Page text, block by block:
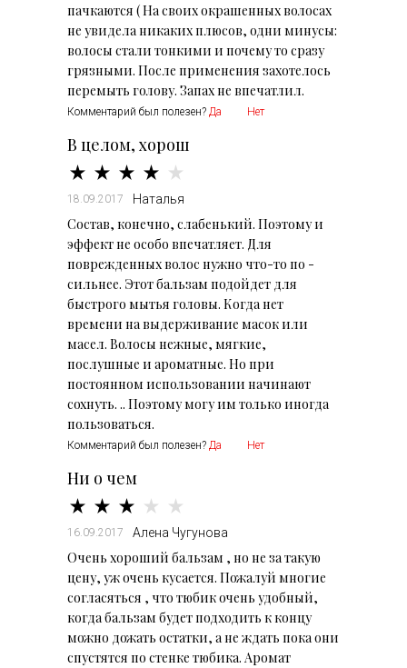
пачкаются ( На своих окрашенных волосах
не увидела никаких плюсов, одни минусы:
волосы стали тонкими и почему то сразу
грязными. После применения захотелось
перемыть голову. Запах не впечатлил.
Комментарий был полезен? Да Нет
В целом, хорош
18.09.2017 Наталья
Состав, конечно, слабенький. Поэтому и
эффект не особо впечатляет. Для
поврежденных волос нужно что-то по -
сильнее. Этот бальзам подойдет для
быстрого мытья головы. Когда нет
времени на выдерживание масок или
масел. Волосы нежные, мягкие,
послушные и ароматные. Но при
постоянном использовании начинают
сохнуть. .. Поэтому могу им только иногда
пользоваться.
Комментарий был полезен? Да Нет
Ни о чем
16.09.2017 Алена Чугунова
Очень хороший бальзам , но не за такую
цену, уж очень кусается. Пожалуй многие
согласяться , что тюбик очень удобный,
когда бальзам будет подходить к концу
можно дожать остатки, а не ждать пока они
спустятся по стенке тюбика. Аромат